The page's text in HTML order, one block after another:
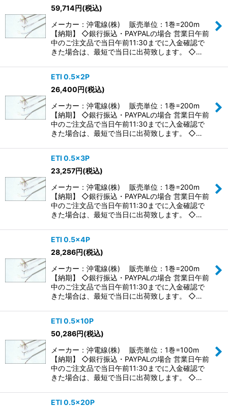
59,714円(税込)
メーカー：沖電線(株) 販売単位：1巻=200m
【納期】 ◇銀行振込・PAYPALの場合 営業日午前
中のご注文品で当日午前11:30までに入金確認で
きた場合は、最短で当日に出荷致します。 ◇…
ETI 0.5×2P
26,400円(税込)
メーカー：沖電線(株) 販売単位：1巻=200m
【納期】 ◇銀行振込・PAYPALの場合 営業日午前
中のご注文品で当日午前11:30までに入金確認で
きた場合は、最短で当日に出荷致します。 ◇…
ETI 0.5×3P
23,257円(税込)
メーカー：沖電線(株) 販売単位：1巻=200m
【納期】 ◇銀行振込・PAYPALの場合 営業日午前
中のご注文品で当日午前11:30までに入金確認で
きた場合は、最短で当日に出荷致します。 ◇…
ETI 0.5×4P
28,286円(税込)
メーカー：沖電線(株) 販売単位：1巻=200m
【納期】 ◇銀行振込・PAYPALの場合 営業日午前
中のご注文品で当日午前11:30までに入金確認で
きた場合は、最短で当日に出荷致します。 ◇…
ETI 0.5×10P
50,286円(税込)
メーカー：沖電線(株) 販売単位：1巻=100m
【納期】 ◇銀行振込・PAYPALの場合 営業日午前
中のご注文品で当日午前11:30までに入金確認で
きた場合は、最短で当日に出荷致します。 ◇…
ETI 0.5×20P